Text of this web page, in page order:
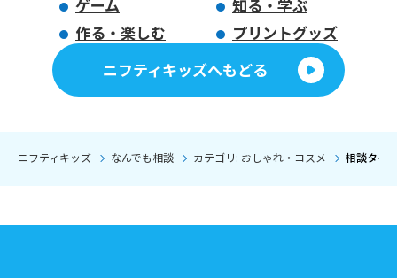
ゲーム
知る・学ぶ
作る・楽しむ
プリントグッズ
ニフティキッズへもどる
ニフティキッズ なんでも相談 カテゴリ: おしゃれ・コスメ 相談タイ